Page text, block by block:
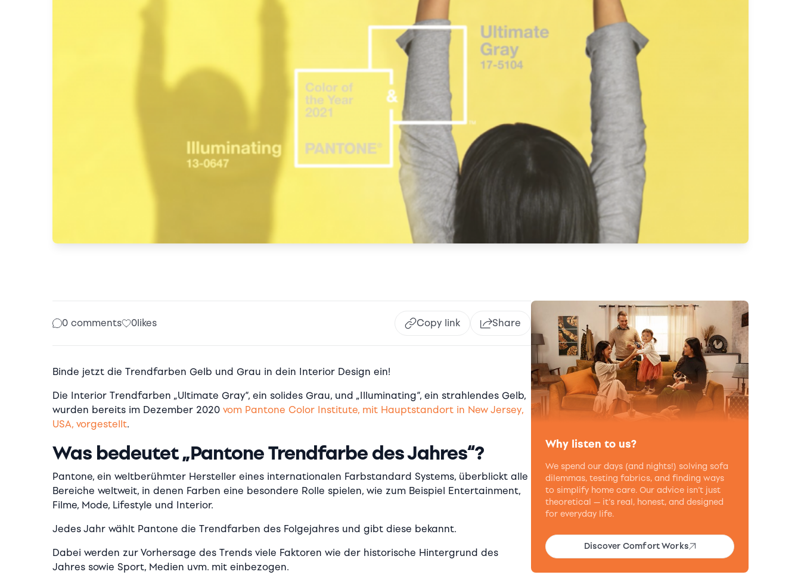
0 comments 0likes Copy link Share
Binde jetzt die Trendfarben Gelb und Grau in dein Interior Design ein!
Die Interior Trendfarben „Ultimate Gray“, ein solides Grau, und „Illuminating“, ein strahlendes Gelb,
wurden bereits im Dezember 2020 vom Pantone Color Institute, mit Hauptstandort in New Jersey,
USA, vorgestellt.
Was bedeutet „Pantone Trendfarbe des Jahres“?
Pantone, ein weltberühmter Hersteller eines internationalen Farbstandard Systems, überblickt alle
Bereiche weltweit, in denen Farben eine besondere Rolle spielen, wie zum Beispiel Entertainment,
Filme, Mode, Lifestyle und Interior.
Jedes Jahr wählt Pantone die Trendfarben des Folgejahres und gibt diese bekannt.
Dabei werden zur Vorhersage des Trends viele Faktoren wie der historische Hintergrund des
Jahres sowie Sport, Medien uvm. mit einbezogen.
Why listen to us?
We spend our days (and nights!) solving sofa
dilemmas, testing fabrics, and finding ways
to simplify home care. Our advice isn’t just
theoretical — it’s real, honest, and designed
for everyday life.
Discover Comfort Works